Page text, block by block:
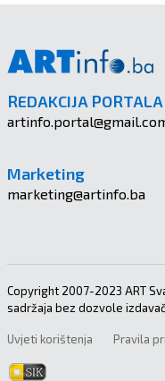
REDAKCIJA PORTALA
Marketing
marketing@artinfo.ba
Copyright 2007-2023 ART
sadržaja bez dozvole
Uvjeti korištenja Pravila